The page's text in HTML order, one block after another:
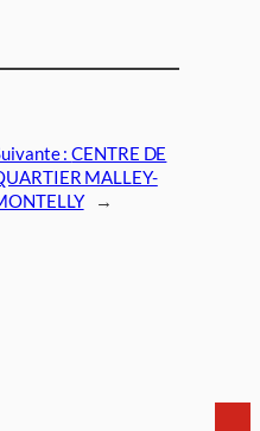
:CENTRE DE
MALLEY-
→